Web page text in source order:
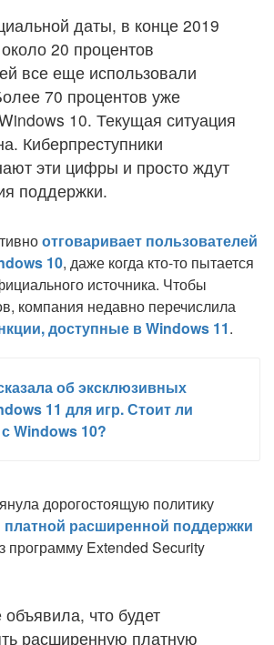
даты, в конце 2019
20 процентов
все еще использовали
70 процентов уже
10. Текущая ситуация
Киберпреступники
эти цифры и просто ждут
поддержки.
отговаривает пользователей
10, даже когда кто-то пытается
источника. Чтобы
компания недавно перечислила
доступные в Windows 11.
об эксклюзивных
11 для игр. Стоит ли
Windows 10?
дорогостоящую политику
платной расширенной поддержки
программу Extended Security
что будет
расширенную платную